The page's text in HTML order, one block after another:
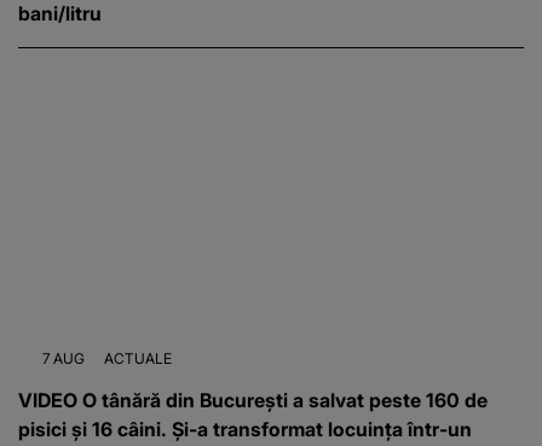
bani/litru
7 AUG ACTUALE
VIDEO O tânără din București a salvat peste 160 de
pisici și 16 câini. Și-a transformat locuința într-un